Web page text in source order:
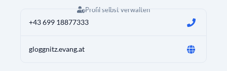
Profil selbst verwalten
+43 699 18877333
gloggnitz.evang.at